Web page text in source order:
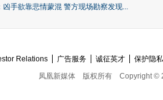
手欲靠悲情蒙混 警方现场勘察发现...
Relations 广告服务 诚征英才
保护隐
凤凰新媒体
版权所有 Copyright ©